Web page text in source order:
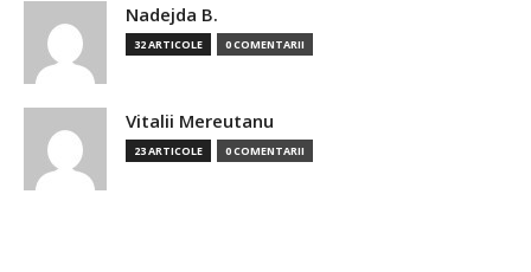
Nadejda B.
32 ARTICOLE 0 COMENTARII
Vitalii Mereutanu
23 ARTICOLE 0 COMENTARII